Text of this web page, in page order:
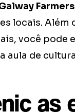
locais. Além
você pode
aula de
as